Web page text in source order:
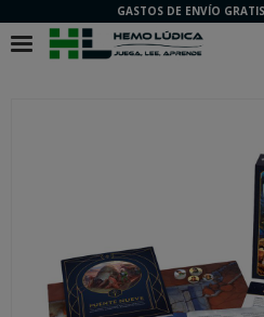
GASTOS DE ENVÍO